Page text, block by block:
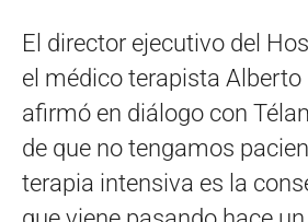
El director ejecutivo del
el médico terapista Alberto
afirmó en diálogo con
de que no tengamos
terapia intensiva es la